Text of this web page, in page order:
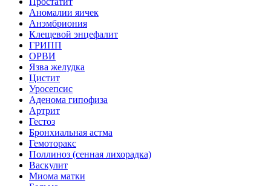
Аномалии яичек
Анэмбриония
Клещевой энцефалит
ГРИПП
ОРВИ
Язва желудка
Цистит
Уросепсис
Аденома гипофиза
Артрит
Гестоз
Бронхиальная астма
Гемоторакс
Поллиноз (сенная лихорадка)
Васкулит
Миома матки